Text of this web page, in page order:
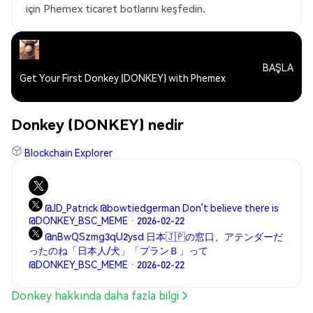
için Phemex ticaret botlarını keşfedin.
Get Your First Donkey (DONKEY) with Phemex
BAŞLA
Donkey (DONKEY) nedir
Blockchain Explorer
@JD_Patrick @bowtiedgerman Don’t believe there is
@DONKEY_BSC_MEME · 2026-02-22
@nBwQSzmg3qU2ysd 日本🇯🇵の窓口、アテンダーだ
ったのね「日本人/犬」「プランＢ」って
@DONKEY_BSC_MEME · 2026-02-22
Donkey hakkında daha fazla bilgi